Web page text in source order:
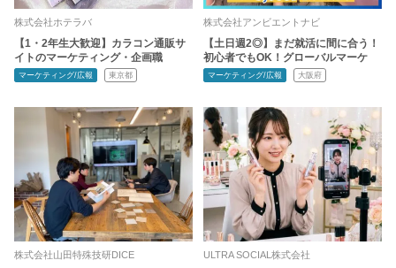
株式会社ホテラバ
【1・2年生大歓迎】カラコン通販サ
イトのマーケティング・企画職
マーケティング/広報 東京都
株式会社アンビエントナビ
【土日週2◎】まだ就活に間に合う！
初心者でもOK！グローバルマーケ
マーケティング/広報 大阪府
株式会社山田特殊技研DICE ULTRA SOCIAL株式会社